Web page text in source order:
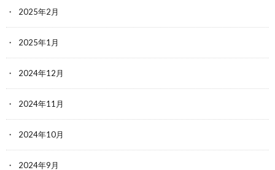
2025年2月
2025年1月
2024年12月
2024年11月
2024年10月
2024年9月